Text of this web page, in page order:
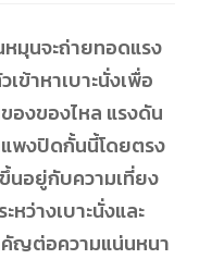
มุนจะถ่ายทอดแรง
ข้าหาเบาะนั่งเพื่อ
องของไหล แรงดัน
แพงปิดกั้นนี้โดยตรง
นอยู่กับความเที่ยง
ว่างเบาะนั่งและ
ญต่อความแน่นหนา